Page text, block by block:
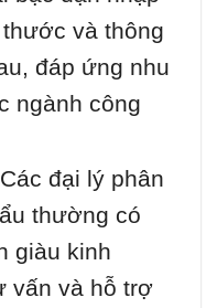
và thông
đáp ứng nhu
ngành công
Các đại lý phân
thường có
giàu kinh
vấn và hỗ trợ